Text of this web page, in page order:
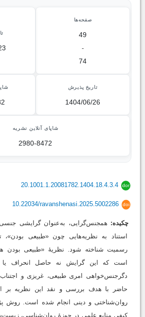
صفحه‌ها
49
-
74
تاریخ پذیرش
1404/06/26
شاپای آنلاین نشریه
2980-8472
dor
20.1001.1.20081782.1404.18.4.3.4
doi
10.22034/ravanshenasi.2025.5002286
چکیده: همجنس‌گرایی، به‌عنوان گرایشی
استناد به نظریه‌هایی چون «طبیعی
رسمیت شناخته شود. نظریۀ «طبیعی بودن
است که این گرایش نه حاصل انحراف یا
دگرجنس‌خواهی امری طبیعی، غریزی و
حاضر با هدف بررسی و نقد این نظریه بر
روان‌شناختی و دینی انجام شده است. روش
کیفی منابع علمی در حوزۀ روان‌شناسی،